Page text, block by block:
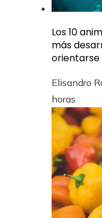
Los 10
más
orientarse
Elisandro
horas